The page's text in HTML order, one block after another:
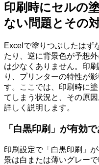
印刷時にセルの
ない問題とその
Excelで塗りつぶしたはず
たり、逆に背景色が予想
は少なくありません。印
り、プリンターの特性が
す。ここでは、印刷時に
てしまう状況と、その原
詳しく説明します。
「白黒印刷」が有効
印刷設定で「白黒印刷」
景は白または薄いグレー